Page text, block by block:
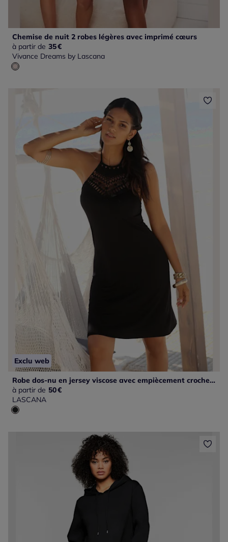
Chemise de nuit 2 robes légères avec imprimé cœurs
à partir de 35€
Vivance Dreams by Lascana
Exclu web
Robe dos-nu en jersey viscose avec empiècement crochet et longueur genou
à partir de 50€
LASCANA